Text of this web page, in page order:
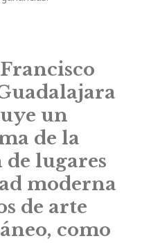
un
de la
lugares
moderna
de arte
como